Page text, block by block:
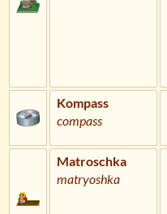
Kompass
compass
Matroschka
matryoshka